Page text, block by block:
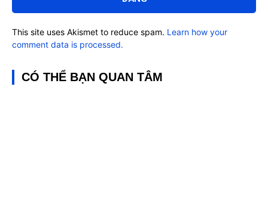
This site uses Akismet to reduce spam. Learn how your
comment data is processed.
CÓ THỂ BẠN QUAN TÂM